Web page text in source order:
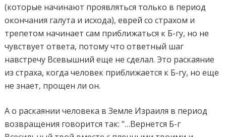
(которые начинают проявляться только в период
окончания галута и исхода), еврей со страхом и
трепетом начинает сам приближаться к Б-гу, но не
чувствует ответа, потому что ответный шаг
навстречу Всевышний еще не сделал. Это раскаяние
из страха, когда человек приближается к Б-гу, но еще
не знает, прощен ли он.
А о раскаянии человека в Земле Израиля в период
возвращения говорится так: "…Вернется Б-г